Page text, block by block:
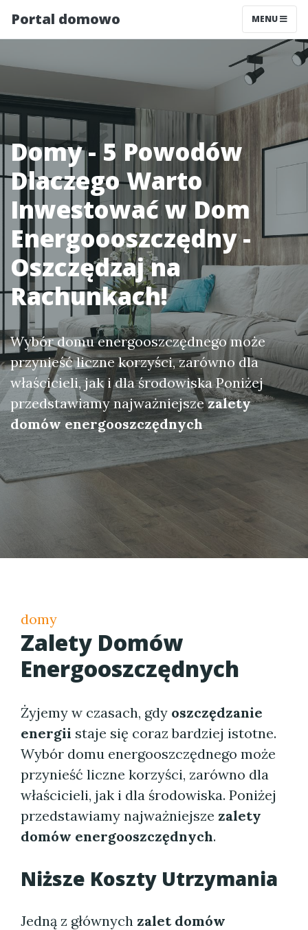
Portal domowo MENU
Domy - 5 Powodów
Dlaczego Warto
Inwestować w Dom
Energoooszczędny -
Oszczędzaj na
Rachunkach!
Wybór domu energooszczędnego może
przynieść liczne korzyści, zarówno dla
właścicieli, jak i dla środowiska Poniżej
przedstawiamy najważniejszezalety
domów energooszczędnych
domy
Zalety Domów
Energooszczędnych
Żyjemy w czasach, gdy oszczędzanie
energii staje się coraz bardziej istotne.
Wybór domu energooszczędnego może
przynieść liczne korzyści, zarówno dla
właścicieli, jak i dla środowiska. Poniżej
przedstawiamy najważniejsze zalety
domów energooszczędnych.
Niższe Koszty Utrzymania
Jedną z głównych zalet domów